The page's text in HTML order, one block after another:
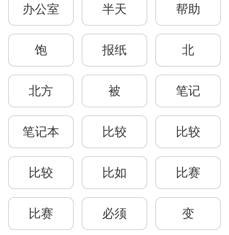
办公室 半天 帮助
饱 报纸 北
北方 被 笔记
笔记本 比较 比较
比较 比如 比赛
比赛 必须 变